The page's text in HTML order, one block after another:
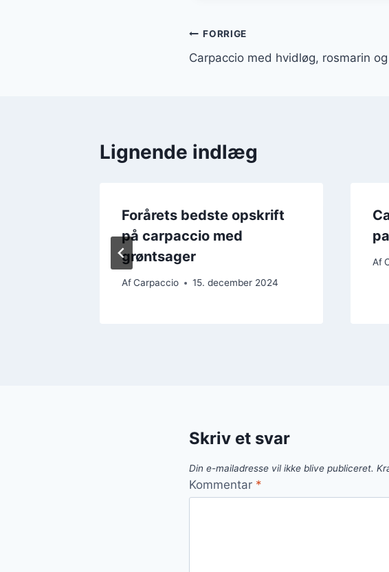
Indlægsnavigation
FORRIGE
Carpaccio med hvidløg, rosmarin
Lignende indlæg
Forårets bedste opskrift
på carpaccio med
grøntsager
AfCarpaccio 15. december 2024
Af
Skriv et svar
Din e-mailadresse vil ikke blive publiceret.
Kommentar *